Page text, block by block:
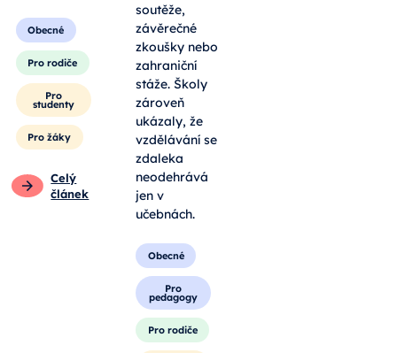
Obecné
Pro rodiče
Pro
studenty
Pro žáky
Celý
článek
soutěže,
závěrečné
zkoušky nebo
zahraniční
stáže. Školy
zároveň
ukázaly, že
vzdělávání se
zdaleka
neodehrává
jen v
učebnách.
Obecné
Pro
pedagogy
Pro rodiče